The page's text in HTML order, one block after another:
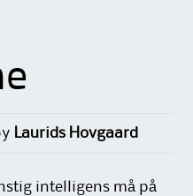
Laurids Hovgaard
intelligens må på